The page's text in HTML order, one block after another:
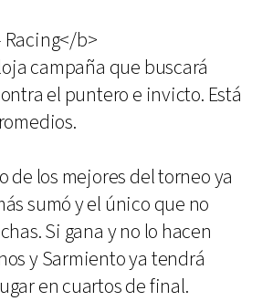
b>
campaña que buscará
el puntero e invicto. Está
de los mejores del torneo ya
sumó y el único que no
Si gana y no lo hacen
y Sarmiento ya tendrá
en cuartos de final.